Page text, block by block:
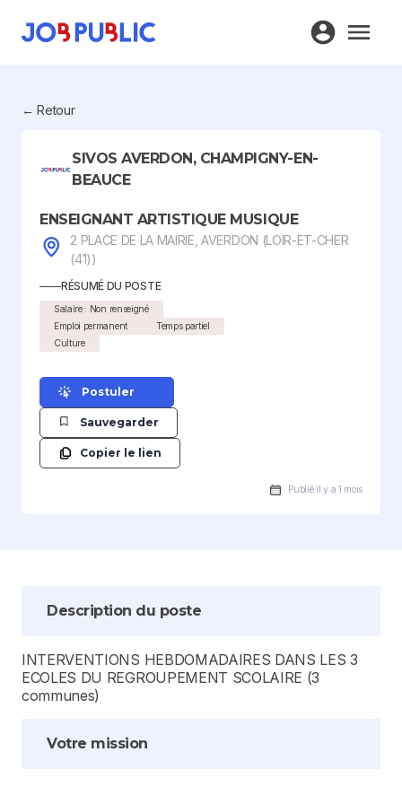
← Retour
SIVOS AVERDON, CHAMPIGNY-EN-
BEAUCE
ENSEIGNANT ARTISTIQUE MUSIQUE
2 PLACE DE LA MAIRIE, AVERDON (LOIR-ET-CHER
(41))
RÉSUMÉ DU POSTE
Salaire : Non renseigné
Emploi permanent
Temps partiel
Culture
Postuler
Sauvegarder
Copier le lien
Publié il y a 1 mois
Description du poste
INTERVENTIONS HEBDOMADAIRES DANS LES 3
ECOLES DU REGROUPEMENT SCOLAIRE (3
communes)
Votre mission